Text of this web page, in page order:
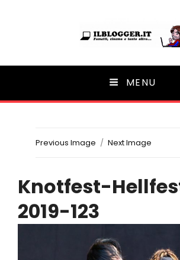
Ilblogger.it
Il portalino di blog | MENU
Previous Image Next Image
Knotfest-
2019-123